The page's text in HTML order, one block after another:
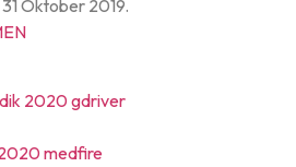
Oktober 2019.
2020 gdriver
medfire